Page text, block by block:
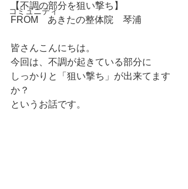
コミュニティ
【不調の部分を狙い撃ち】
FROM　あきたの整体院　琴浦
皆さんこんにちは。
今回は、不調が起きている部分に
しっかりと「狙い撃ち」が出来てます
か？
というお話です。